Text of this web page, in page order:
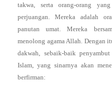
takwa, serta orang-orang
perjuangan. Mereka adalah
panutan umat. Mereka
menolong agama Allah. Dengan
dakwah, sebaik-baik
Islam, yang sinarnya akan
berfirman: